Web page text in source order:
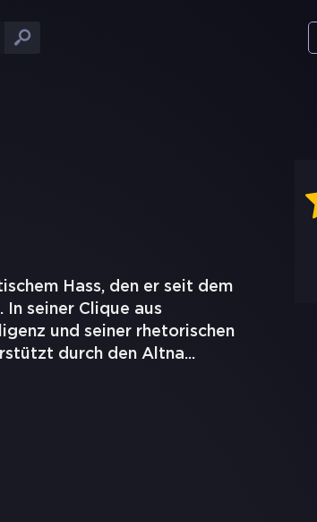
Hass, den er seit dem
seiner Clique aus
und seiner rhetorischen
durch den Altna...